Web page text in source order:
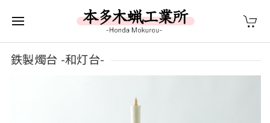
鉄製燭台 -和灯台-